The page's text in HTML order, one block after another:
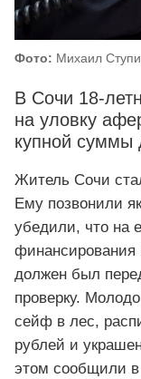
Фото: Михаил
В Сочи 18-
на уловку
купной суммы
Житель Сочи
Ему позвонили
убедили, что на
финансирования
должен был
проверку.
сейф в лес,
рублей и
этом сообщили